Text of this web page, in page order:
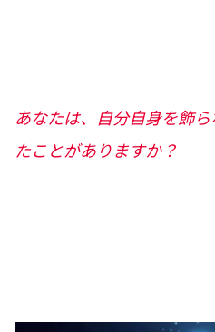
あなたは、自分自身を飾
たことがありますか？